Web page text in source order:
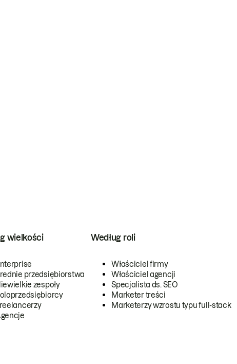
wielkości
przedsiębiorstwa
zespoły
Według roli
Właściciel firmy
Właściciel agencji
Specjalista ds. SEO
Marketer treści
Marketerzy wzrostu typu full-stack